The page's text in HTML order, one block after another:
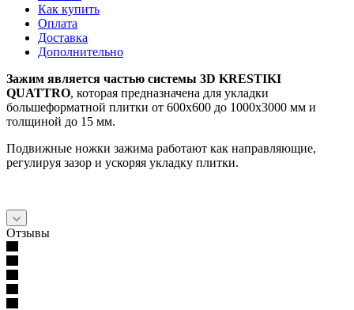
Как купить
Оплата
Доставка
Дополнительно
Зажим является частью системы 3D KRESTIKI
QUATTRO, которая предназначена для укладки
большеформатной плитки от 600х600 до 1000х3000 мм и
толщиной до 15 мм.
Подвижные ножки зажима работают как направляющие,
регулируя зазор и ускоряя укладку плитки.
Отзывы